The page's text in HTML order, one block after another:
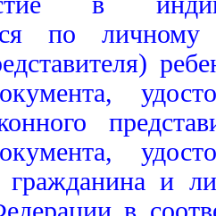
по личному
гражданина и